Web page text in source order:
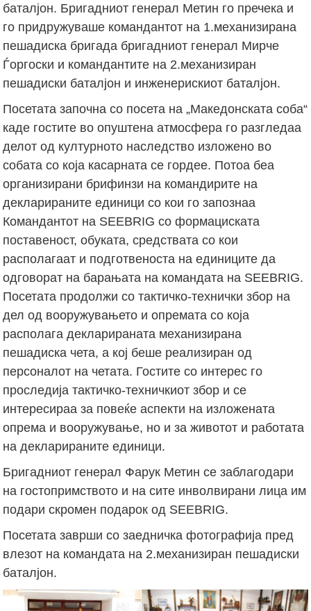
баталјон. Бригадниот генерал Метин го пречека и
го придружуваше командантот на 1.механизирана
пешадиска бригада бригадниот генерал Мирче
Ѓоргоски и командантите на 2.механизиран
пешадиски баталјон и инженерискиот баталјон.
Посетата започна со посета на „Македонската соба“
каде гостите во опуштена атмосфера го разгледаа
делот од културното наследство изложено во
собата со која касарната се гордее. Потоа беа
организирани брифинзи на командирите на
декларираните единици со кои го запознаа
Командантот на SEEBRIG со формациската
поставеност, обуката, средствата со кои
располагаат и подготвеноста на единиците да
одговорат на барањата на командата на SEEBRIG.
Посетата продолжи со тактичко-технички збор на
дел од вооружувањето и опремата со која
располага декларираната механизирана
пешадиска чета, а кој беше реализиран од
персоналот на четата. Гостите со интерес го
проследија тактичко-техничкиот збор и се
интересираа за повеќе аспекти на изложената
опрема и вооружување, но и за животот и работата
на декларираните единици.
Бригадниот генерал Фарук Метин се заблагодари
на гостопримството и на сите инволвирани лица им
подари скромен подарок од SEEBRIG.
Посетата заврши со заедничка фотографија пред
влезот на командата на 2.механизиран пешадиски
баталјон.